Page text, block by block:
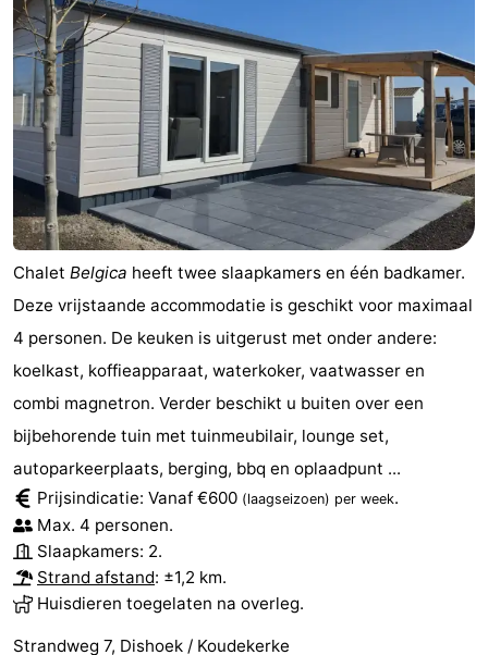
Chalet Belgica heeft twee slaapkamers en één badkamer.
Deze vrijstaande accommodatie is geschikt voor maximaal
4 personen. De keuken is uitgerust met onder andere:
koelkast, koffieapparaat, waterkoker, vaatwasser en
combi magnetron. Verder beschikt u buiten over een
bijbehorende tuin met tuinmeubilair, lounge set,
autoparkeerplaats, berging, bbq en oplaadpunt ...
Prijsindicatie: Vanaf €600 (laagseizoen) per week.
Max. 4 personen.
Slaapkamers: 2.
Strand afstand: ±1,2 km.
Huisdieren toegelaten na overleg.
Strandweg 7, Dishoek / Koudekerke